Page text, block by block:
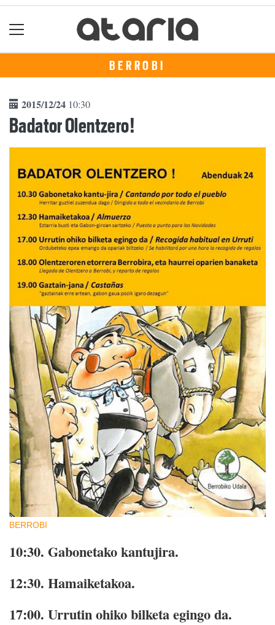
BERROBI
2015/12/24 10:30
Badator Olentzero!
BERROBI
10:30. Gabonetako kantujira.
12:30. Hamaiketakoa.
17:00. Urrutin ohiko bilketa egingo da.